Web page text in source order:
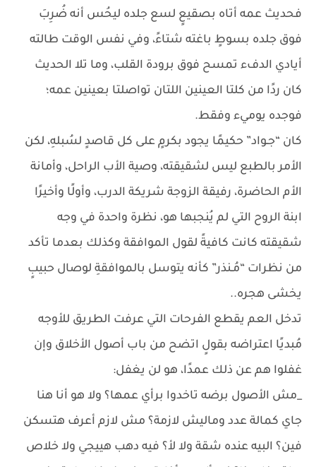
فحديث عمه أتاه بصقيعٍ لسع جلده ليحُس أنه ضُرِبَ
فوق جلده بسوطٍ باغته شتاءً، وفي نفس الوقت طالته
أيادي الدفء تمسح فوق برودة القلب، وما تلا الحديث
كان ردًا من كلتا العينين اللتان تواصلتا بعينين عمه؛
فوجده يوميء وفقط.
كان “جـواد” حكيمًا يجود بكرمٍ على كل قاصدٍ لسُبلهِ، لكن
الأمر بالطبع ليس لشقيقته، وصية الأب الراحل، وأمانة
الأم الحاضرة، رفيقة الزوجة شريكة الدرب، وأولًا وأخيرًا
ابنة الروح التي لم يُنجبها هو، نظرة واحدة في وجه
شقيقته كانت كافيةً لقول الموافقة وكذلك بعدما تأكد
من نظرات “مُـنذر” كأنه يتوسل بالموافقةِ لوصال حبيبٍ
يخشى هجره..
تدخل العم يقطع الفرحات التي عرفت الطريق للأوجه
مُبديًا اعتراضه بقولٍ اتضح من باب أصول الأخلاق وإن
غفلوا هم عن ذلك عمدًا، هو لن يغفل:
_مش الأصول برضه تاخدوا برأي عمها؟ ولا هو أنا هنا
جاي كمالة عدد وماليش لازمة؟ مش لازم أعرف هتسكن
فين؟ البيه عنده شقة ولا لأ؟ فيه دهب هييجي ولا خلاص